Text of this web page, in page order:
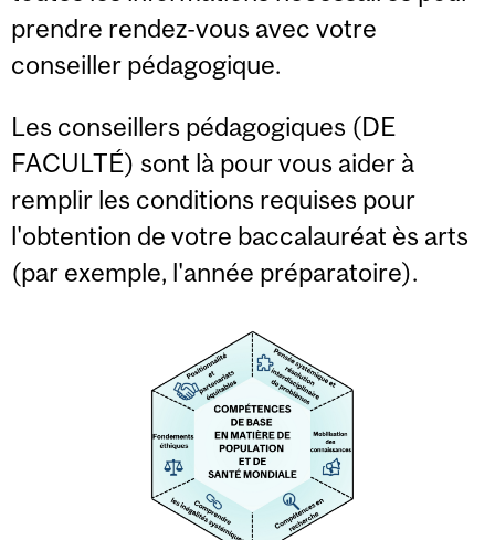
prendre rendez-vous avec votre
conseiller pédagogique.
Les conseillers pédagogiques (DE
FACULTÉ) sont là pour vous aider à
remplir les conditions requises pour
l'obtention de votre baccalauréat ès arts
(par exemple, l'année préparatoire).